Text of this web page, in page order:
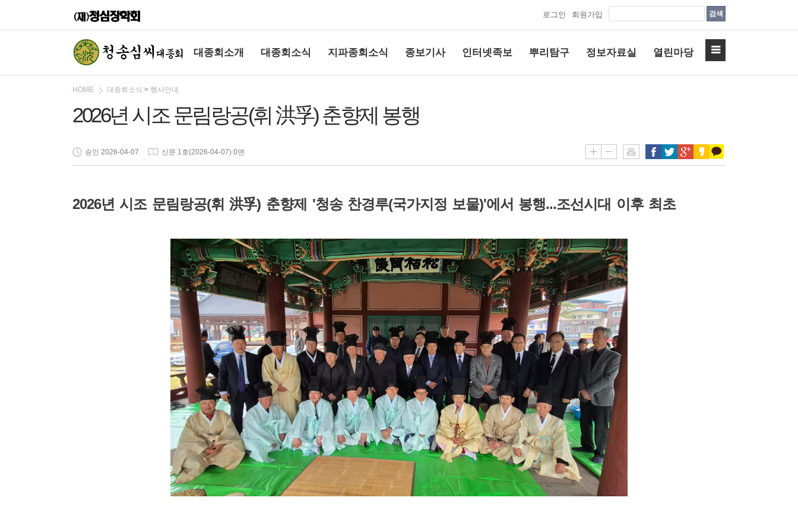
로그인 회원가입 검색
대종회소개 대종회소식 지파종회소식 종보기사 인터넷족보 뿌리탐구 정보자료실 열린마당
HOME 대종회소식 > 행사안내
2026년 시조 문림랑공(휘 洪孚) 춘향제 봉행
승인 2026-04-07 신문 1호(2026-04-07) 0면
2026년 시조 문림랑공(휘 洪孚) 춘향제 '청송 찬경루(국가지정 보물)'에서 봉행...조선시대 이후 최초